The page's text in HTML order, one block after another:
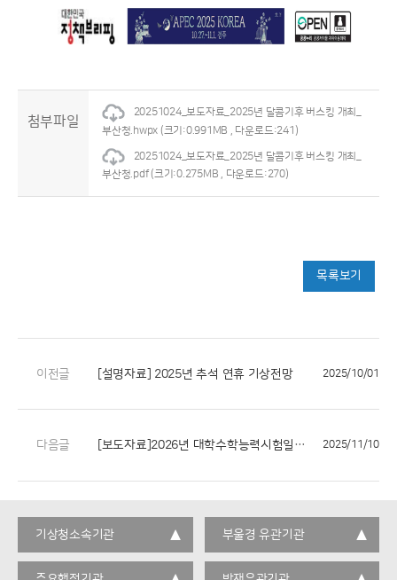
첨부파일
20251024_보도자료_2025년 달콤기후 버스킹 개최_
부산청.hwpx (크기:0.991MB , 다운로드:241)
20251024_보도자료_2025년 달콤기후 버스킹 개최_
부산청.pdf (크기:0.275MB , 다운로드:270)
목록보기
이전글 [설명자료] 2025년 추석 연휴 기상전망 2025/10/01
다음글 [보도자료]2026년 대학수학능력시험일 부울경 기상전망 2025/11/10
기상청소속기관 부울경 유관기관